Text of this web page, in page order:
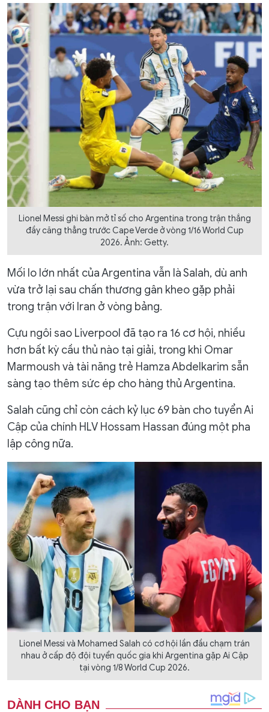
Lionel Messi ghi bàn mở tỉ số cho Argentina trong trận thắng
đầy căng thẳng trước Cape Verde ở vòng 1/16 World Cup
2026. Ảnh: Getty.
Mối lo lớn nhất của Argentina vẫn là Salah, dù anh
vừa trở lại sau chấn thương gân kheo gặp phải
trong trận với Iran ở vòng bảng.
Cựu ngôi sao Liverpool đã tạo ra 16 cơ hội, nhiều
hơn bất kỳ cầu thủ nào tại giải, trong khi Omar
Marmoush và tài năng trẻ Hamza Abdelkarim sẵn
sàng tạo thêm sức ép cho hàng thủ Argentina.
Salah cũng chỉ còn cách kỷ lục 69 bàn cho tuyển Ai
Cập của chính HLV Hossam Hassan đúng một pha
lập công nữa.
Lionel Messi và Mohamed Salah có cơ hội lần đầu chạm trán
nhau ở cấp độ đội tuyển quốc gia khi Argentina gặp Ai Cập
tại vòng 1/8 World Cup 2026.